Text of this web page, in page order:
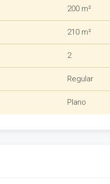
200 m²
210 m²
2
Regular
Plano